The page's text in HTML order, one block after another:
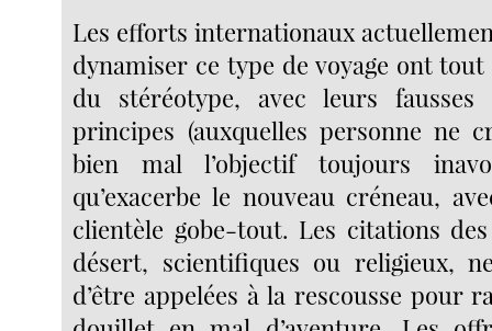
Les efforts internationaux
dynamiser ce type de voyage ont
du stéréotype, avec leurs fausses
principes (auxquelles personne ne
bien mal l’objectif toujours
qu’exacerbe le nouveau créneau,
clientèle gobe-tout. Les citations
désert, scientifiques ou religieux,
d’être appelées à la rescousse pour